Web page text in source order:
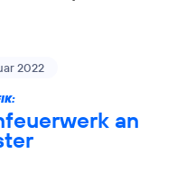
2022
an